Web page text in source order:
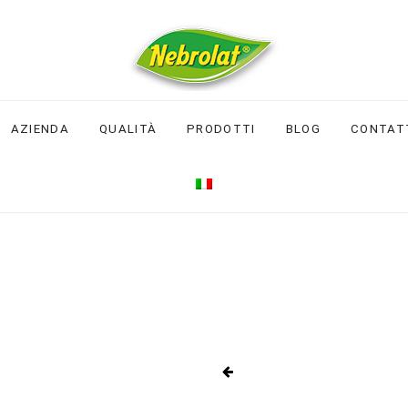
AZIENDA QUALITÀ PRODOTTI BLOG